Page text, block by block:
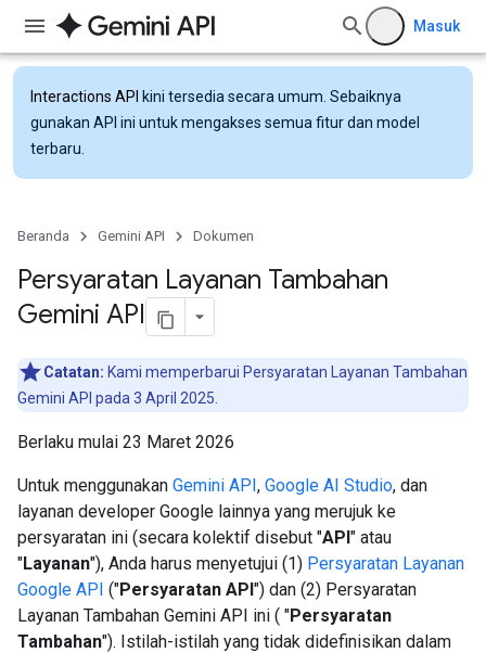
Masuk
Interactions API kini tersedia secara umum. Sebaiknya
gunakan API ini untuk mengakses semua fitur dan model
terbaru.
Beranda Gemini API Dokumen
Persyaratan Layanan Tambahan
Gemini API
Catatan: Kami memperbarui Persyaratan Layanan Tambahan
Gemini API pada 3 April 2025.
Berlaku mulai 23 Maret 2026
Untuk menggunakan Gemini API, Google AI Studio, dan
layanan developer Google lainnya yang merujuk ke
persyaratan ini (secara kolektif disebut "API" atau
"Layanan"), Anda harus menyetujui (1) Persyaratan Layanan
Google API ("Persyaratan API") dan (2) Persyaratan
Layanan Tambahan Gemini API ini ( "Persyaratan
Tambahan"). Istilah-istilah yang tidak didefinisikan dalam